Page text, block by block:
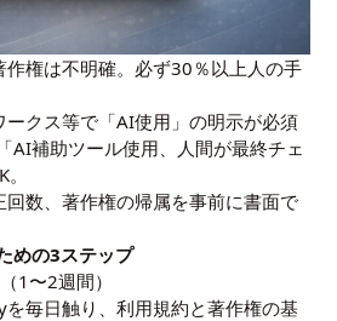
作権は不明確。必ず30％以上人の手
ークス等で「AI使用」の明示が必須
AI補助ツール使用、人間が最終チェ
数、著作権の帰属を事前に書面で
めの3ステップ
1〜2週間）
毎日触り、利用規約と著作権の基